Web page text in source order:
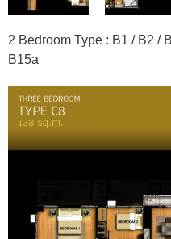
2 Bedroom Type : B1 / B2 /
B15a